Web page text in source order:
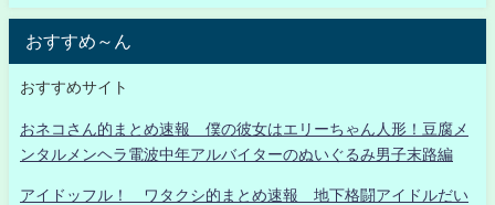
おすすめ～ん
おすすめサイト
おネコさん的まとめ速報 僕の彼女はエリーちゃん人形！豆腐メ
ンタルメンヘラ電波中年アルバイターのぬいぐるみ男子末路編
アイドッフル！ ワタクシ的まとめ速報 地下格闘アイドルだい